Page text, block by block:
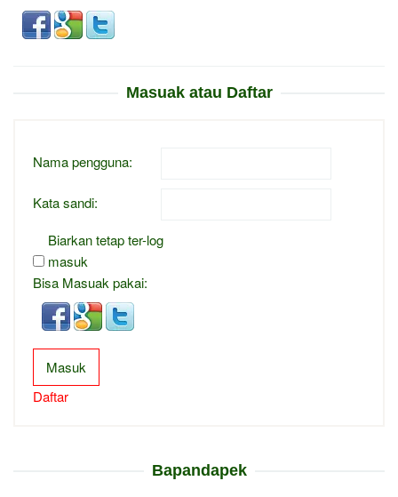
Masuak atau Daftar
Nama pengguna:
Kata sandi:
Biarkan tetap ter-log
masuk
Bisa Masuak pakai:
Masuk
Daftar
Bapandapek